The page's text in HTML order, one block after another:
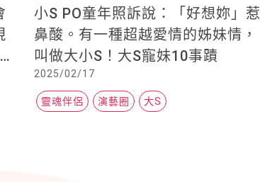
小S PO童年照訴說：「好想妳」惹
鼻酸。有一種超越愛情的姊妹情，
叫做大小S！大S寵妹10事蹟
2025/02/17
靈魂伴侶 演藝圈 大S